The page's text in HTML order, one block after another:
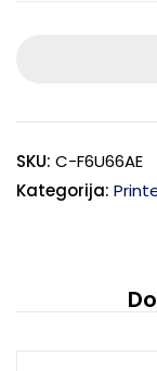
SKU: C-F6U66AE
Kategorija: